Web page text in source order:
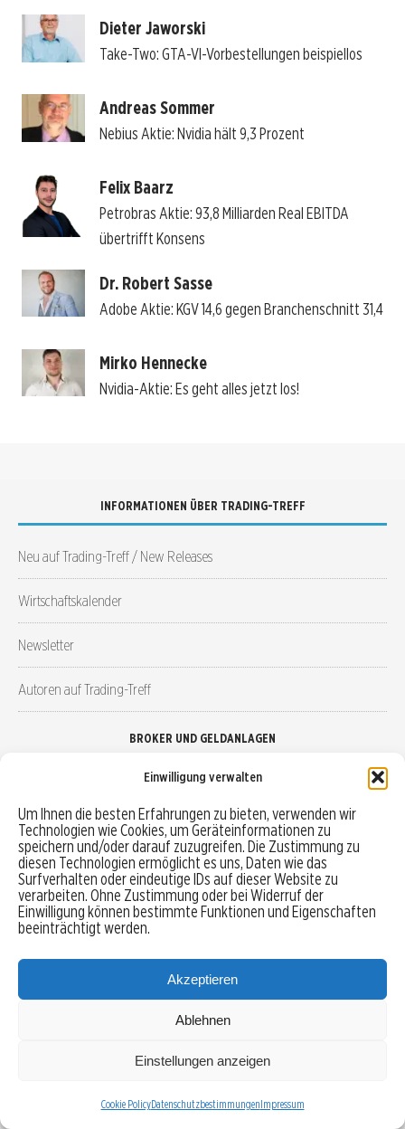
Einwilligung verwalten
Um Ihnen die besten Erfahrungen zu bieten, verwenden wir
Technologien wie Cookies, um Geräteinformationen zu
speichern und/oder darauf zuzugreifen. Die Zustimmung zu
diesen Technologien ermöglicht es uns, Daten wie das
Surfverhalten oder eindeutige IDs auf dieser Website zu
verarbeiten. Ohne Zustimmung oder bei Widerruf der
Einwilligung können bestimmte Funktionen und Eigenschaften
beeinträchtigt werden.
Akzeptieren
Ablehnen
Einstellungen anzeigen
Cookie PolicyDatenschutzbestimmungenImpressum
Dieter Jaworski
Take-Two: GTA-VI-Vorbestellungen beispiellos
Andreas Sommer
Nebius Aktie: Nvidia hält 9,3 Prozent
Felix Baarz
Petrobras Aktie: 93,8 Milliarden Real EBITDA
übertrifft Konsens
Dr. Robert Sasse
Adobe Aktie: KGV 14,6 gegen Branchenschnitt 31,4
Mirko Hennecke
Nvidia-Aktie: Es geht alles jetzt los!
INFORMATIONEN ÜBER TRADING-TREFF
Neu auf Trading-Treff / New Releases
Wirtschaftskalender
Newsletter
Autoren auf Trading-Treff
BROKER UND GELDANLAGEN
Robo-Advisor vergleichen
Depotvergleich
Festgeld vergleichen
Tagesgeld vergleichen